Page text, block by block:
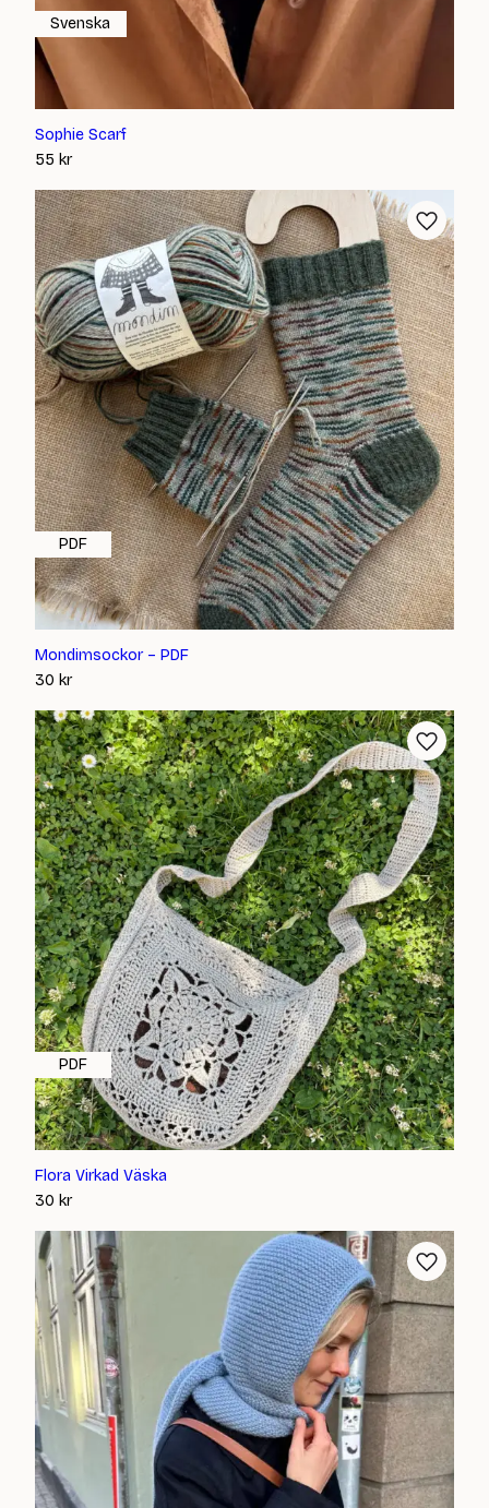
Sophie Scarf
55 kr
Svenska
Mondimsockor – PDF
30 kr
PDF
Flora Virkad Väska
30 kr
PDF